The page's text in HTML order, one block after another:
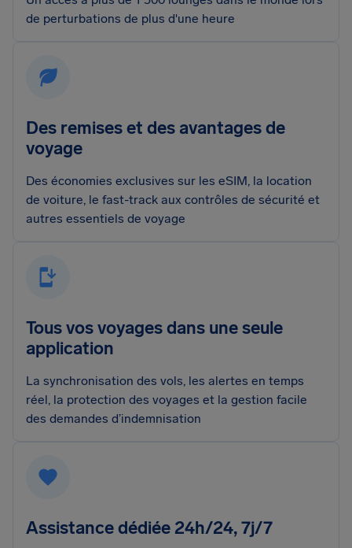
de perturbations de plus d'une heure
Des remises et des avantages de
voyage
Des économies exclusives sur les eSIM, la location
de voiture, le fast-track aux contrôles de sécurité et
autres essentiels de voyage
Tous vos voyages dans une seule
application
La synchronisation des vols, les alertes en temps
réel, la protection des voyages et la gestion facile
des demandes d’indemnisation
Assistance dédiée 24h/24, 7j/7